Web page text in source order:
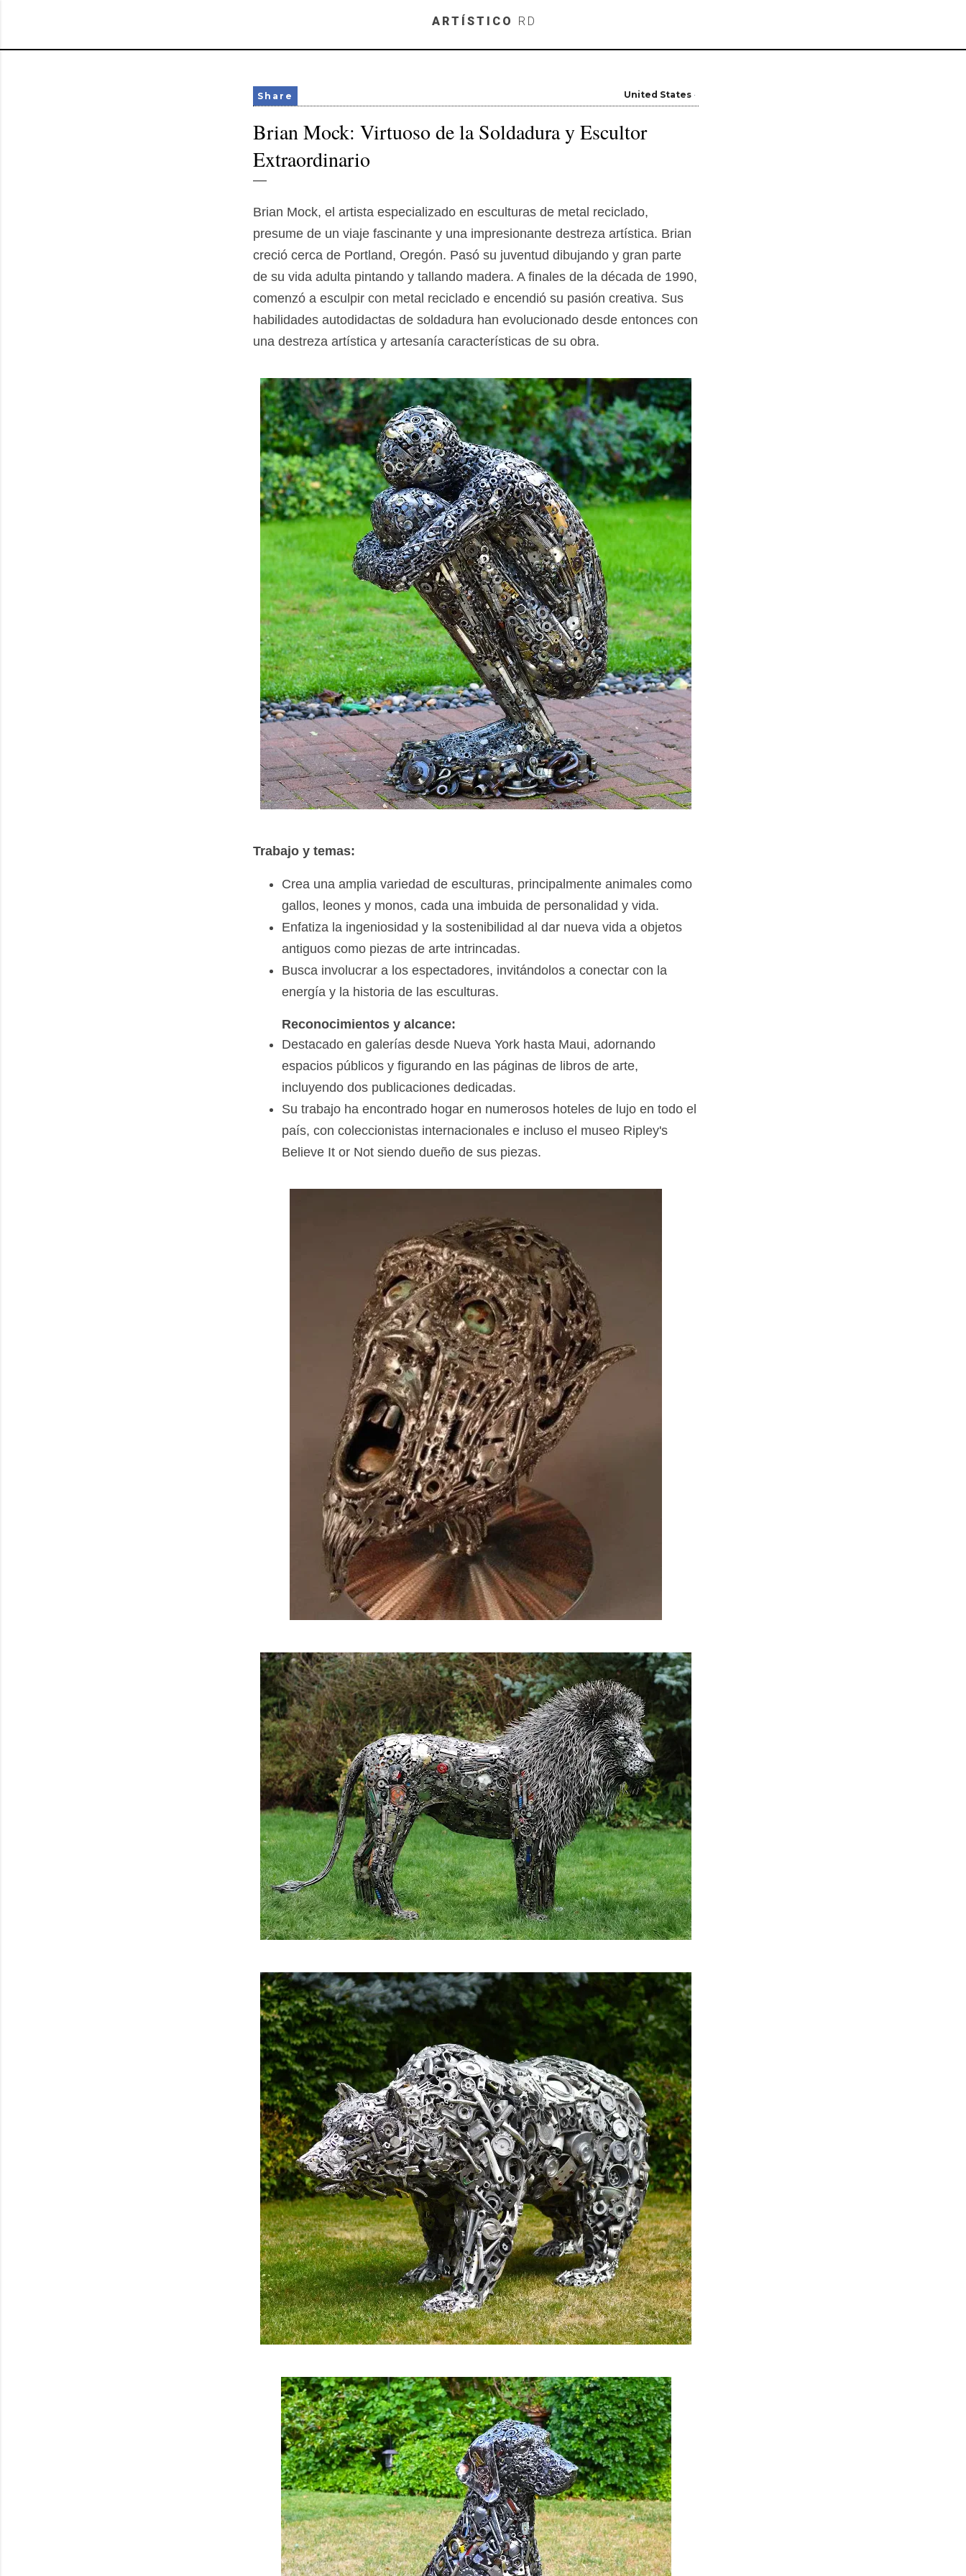
Skip to main content
ARTÍSTICO RD
United States
Share
Brian Mock: Virtuoso de la Soldadura y Escultor
Extraordinario
Brian Mock, el artista especializado en esculturas de metal reciclado,
presume de un viaje fascinante y una impresionante destreza artística. Brian
creció cerca de Portland, Oregón. Pasó su juventud dibujando y gran parte
de su vida adulta pintando y tallando madera. A finales de la década de 1990,
comenzó a esculpir con metal reciclado e encendió su pasión creativa. Sus
habilidades autodidactas de soldadura han evolucionado desde entonces con
una destreza artística y artesanía características de su obra.
Trabajo y temas:
Crea una amplia variedad de esculturas, principalmente animales como
gallos, leones y monos, cada una imbuida de personalidad y vida.
Enfatiza la ingeniosidad y la sostenibilidad al dar nueva vida a objetos
antiguos como piezas de arte intrincadas.
Busca involucrar a los espectadores, invitándolos a conectar con la
energía y la historia de las esculturas.
Reconocimientos y alcance:
Destacado en galerías desde Nueva York hasta Maui, adornando
espacios públicos y figurando en las páginas de libros de arte,
incluyendo dos publicaciones dedicadas.
Su trabajo ha encontrado hogar en numerosos hoteles de lujo en todo el
país, con coleccionistas internacionales e incluso el museo Ripley's
Believe It or Not siendo dueño de sus piezas.